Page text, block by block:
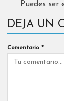
Puedes ser
DEJA UN
Comentario *